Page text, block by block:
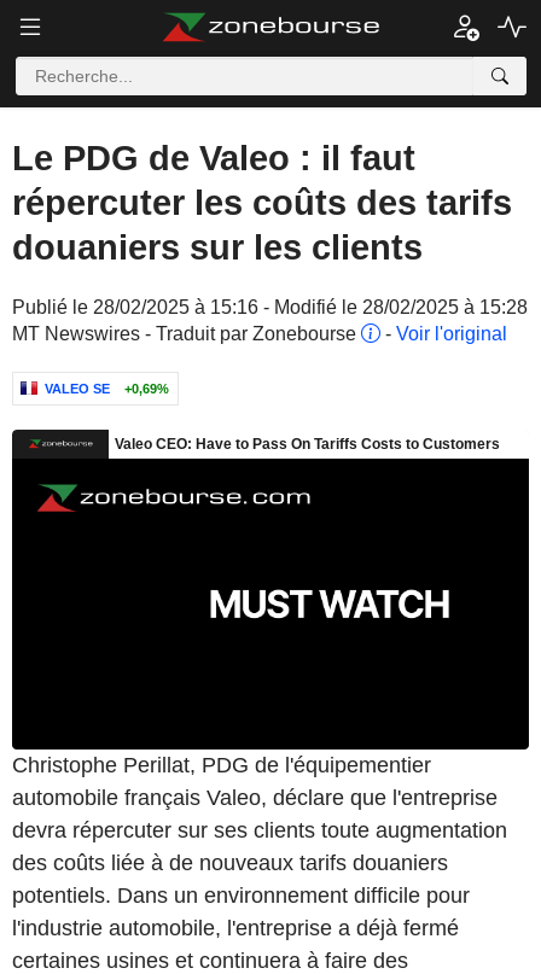
Le PDG de Valeo : il faut
répercuter les coûts des tarifs
douaniers sur les clients
Publié le 28/02/2025 à 15:16 - Modifié le 28/02/2025 à 15:28
MT Newswires - Traduit par Zonebourse
- Voir l'original
VALEO SE +0,69%
Christophe Perillat, PDG de l'équipementier
automobile français Valeo, déclare que l'entreprise
devra répercuter sur ses clients toute augmentation
des coûts liée à de nouveaux tarifs douaniers
potentiels. Dans un environnement difficile pour
l'industrie automobile, l'entreprise a déjà fermé
certaines usines et continuera à faire des